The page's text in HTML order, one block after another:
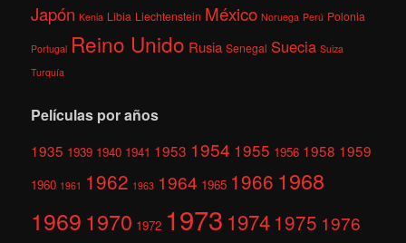
Japón Kenia Libia Liechtenstein México Noruega Perú Polonia
Portugal Reino Unido Rusia Senegal Suecia Suiza
Turquía
Películas por años
1935 1939 1940 1941 1953 1954 1955 1956 1958 1959
1960 1961 1962 1963 1964 1965 1966 1968
1969 1970 1972 1973 1974 1975 1976